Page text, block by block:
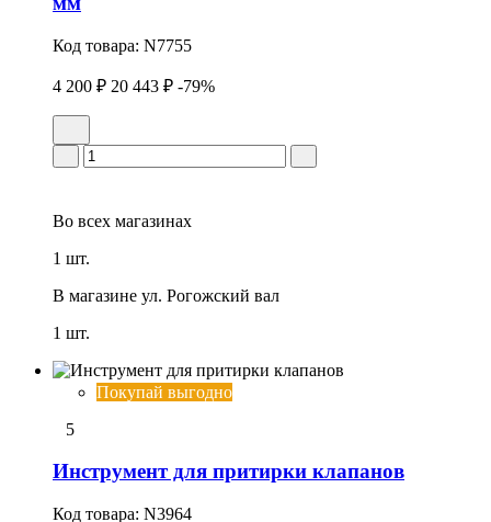
Код товара: N7755
4 200 ₽ 20 443 ₽ -79%
Во всех магазинах
1 шт.
В магазине ул. Рогожский вал
1 шт.
Покупай выгодно
5
Инструмент для притиpки клапанов
Код товара: N3964